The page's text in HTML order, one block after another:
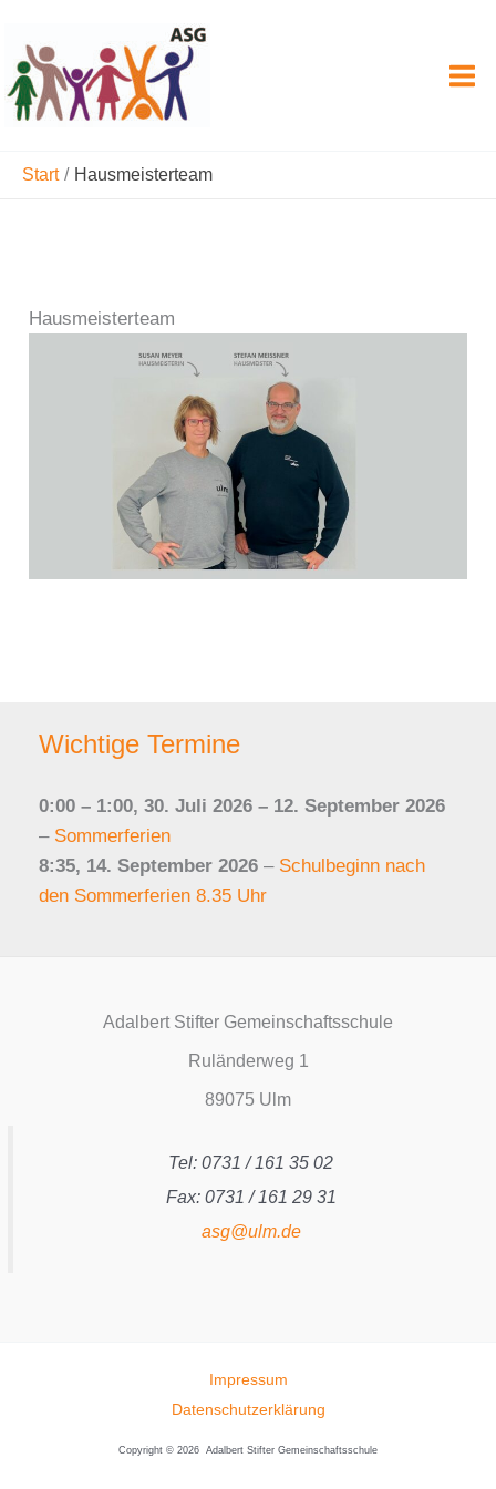
Inhalt
springen
Start Hausmeisterteam
Hausmeisterteam
Wichtige Termine
0:00 – 1:00, 30. Juli 2026 – 12. September 2026
– Sommerferien
8:35, 14. September 2026 – Schulbeginn nach
den Sommerferien 8.35 Uhr
Adalbert Stifter Gemeinschaftsschule
Ruländerweg 1
89075 Ulm
Tel: 0731 / 161 35 02
Fax: 0731 / 161 29 31
asg@ulm.de
Impressum
Datenschutzerklärung
Copyright © 2026 Adalbert Stifter Gemeinschaftsschule